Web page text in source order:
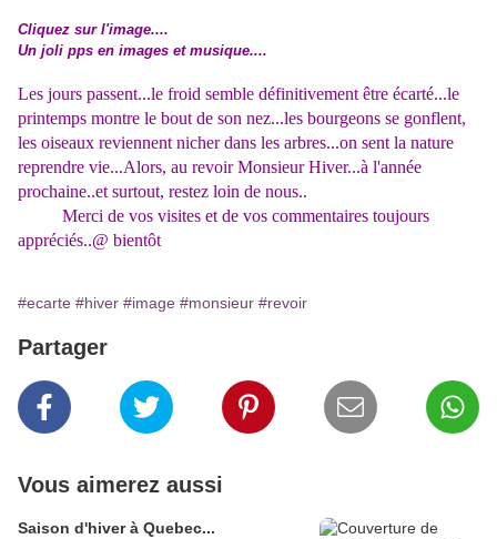
Cliquez sur l'image....
Un joli pps en images et musique....
Les jours passent...le froid semble définitivement être écarté...le
printemps montre le bout de son nez...les bourgeons se gonflent,
les oiseaux reviennent nicher dans les arbres...on sent la nature
reprendre vie...Alors, au revoir Monsieur Hiver...à l'année
prochaine..et surtout, restez loin de nous..
Merci de vos visites et de vos commentaires toujours
appréciés..@ bientôt
#ecarte #hiver #image #monsieur #revoir
Partager
Vous aimerez aussi
Saison d'hiver à Quebec...